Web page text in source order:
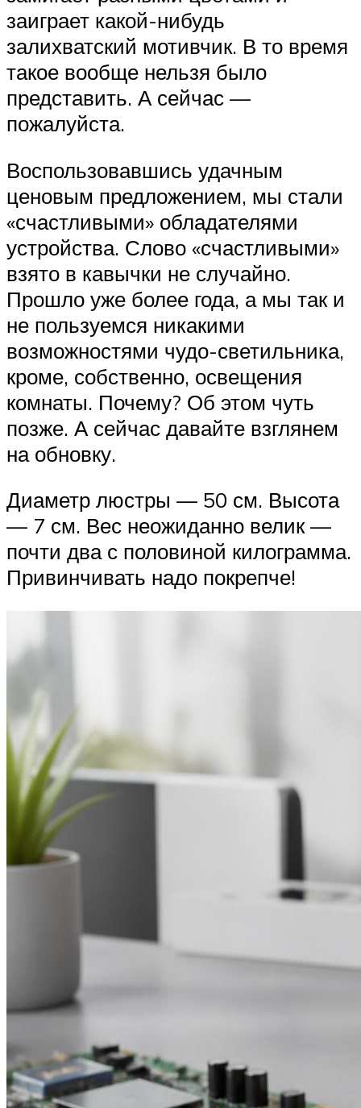
заиграет какой-нибудь
залихватский мотивчик. В то время
такое вообще нельзя было
представить. А сейчас —
пожалуйста.
Воспользовавшись удачным
ценовым предложением, мы стали
«счастливыми» обладателями
устройства. Слово «счастливыми»
взято в кавычки не случайно.
Прошло уже более года, а мы так и
не пользуемся никакими
возможностями чудо-светильника,
кроме, собственно, освещения
комнаты. Почему? Об этом чуть
позже. А сейчас давайте взглянем
на обновку.
Диаметр люстры — 50 см. Высота
— 7 см. Вес неожиданно велик —
почти два с половиной килограмма.
Привинчивать надо покрепче!